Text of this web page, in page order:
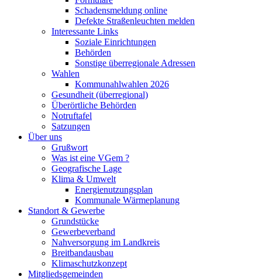
Schadensmeldung online
Defekte Straßenleuchten melden
Interessante Links
Soziale Einrichtungen
Behörden
Sonstige überregionale Adressen
Wahlen
Kommunahlwahlen 2026
Gesundheit (überregional)
Überörtliche Behörden
Notruftafel
Satzungen
Über uns
Grußwort
Was ist eine VGem ?
Geografische Lage
Klima & Umwelt
Energienutzungsplan
Kommunale Wärmeplanung
Standort & Gewerbe
Grundstücke
Gewerbeverband
Nahversorgung im Landkreis
Breitbandausbau
Klimaschutzkonzept
Mitgliedsgemeinden